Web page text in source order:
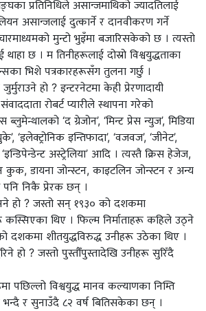
प्रतिनिधिले असान्जमाथिको ज्यादतिलाई
असान्जलाई दुत्कार्ने र दानवीकरण गर्ने
मुन्टो भुइँमा बजारिसकेको छ । त्यस्तो
छ । म तिनीहरूलाई दोस्रो विश्वयुद्धताका
भिशे पत्रकारहरूसँग तुलना गर्छु ।
हो ? इन्टरनेटमा केही प्रेरणादायी
रोबर्ट प्यारीले स्थापना गरेको
ब्लुमेन्थालको ‘द ग्रेजोन’, ‘मिन्ट प्रेस न्युज’, मिडिया
‘इलेक्ट्रोनिक इन्तिफादा’, ‘वजवज’, ‘जीनेट’,
‘इन्डिपेन्डेन्ट अस्ट्रेलिया’ आदि । त्यस्तै क्रिस हेजेज,
कुक, डायना जोन्स्टन, काइटलिन जोन्स्टन र अन्य
पनि निकै प्रेरक छन् ।
? जस्तो सन् १९३० को दशकमा
कस्सिएका थिए । फिल्म निर्माताहरू कहिले उठ्ने
दशकमा शीतयुद्धविरुद्ध उनीहरू उठेका थिए ।
हो ? जस्तो पुस्तौँपुस्तादेखि उनीहरू सुरिँदै
पछिल्लो विश्वयुद्ध मानव कल्याणका निम्ति
भन्दै र सुनाउँदै ८२ वर्ष बितिसकेका छन् ।